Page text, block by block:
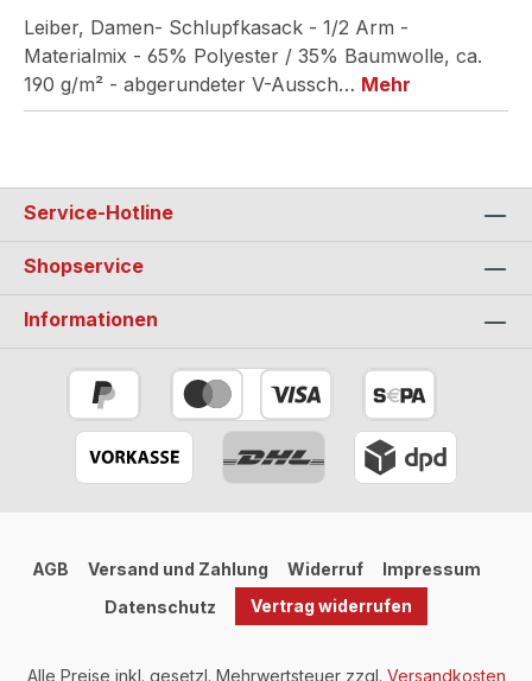
Leiber, Damen- Schlupfkasack - 1/2 Arm -
Materialmix - 65% Polyester / 35% Baumwolle, ca.
190 g/m² - abgerundeter V-Aussch… Mehr
Service-Hotline
Shopservice
Informationen
AGB Versand und Zahlung Widerruf
Impressum
Datenschutz
Vertrag widerrufen
Alle Preise inkl. gesetzl. Mehrwertsteuer zzgl. Versandkosten